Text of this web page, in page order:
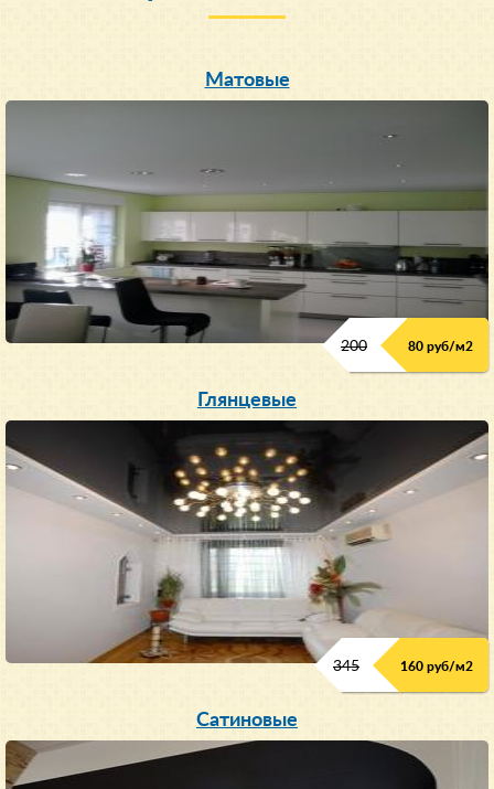
Матовые
200 80 руб/м2
Глянцевые
345 160 руб/м2
Сатиновые